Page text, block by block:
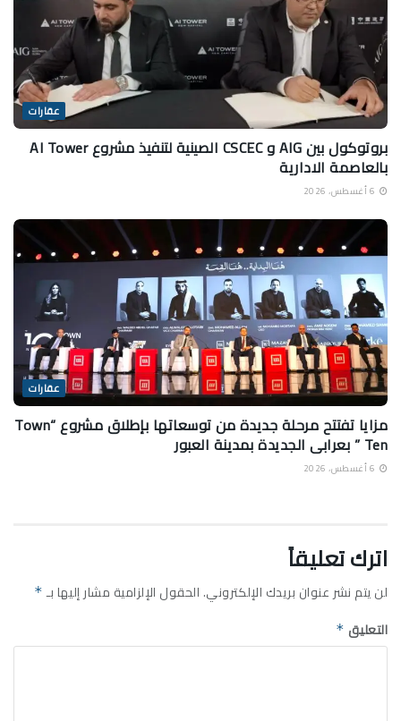
عقارات
بروتوكول بين AIG و CSCEC الصينية لتنفيذ مشروع AI Tower
بالعاصمة الادارية
عقارات
مزايا تفتتح مرحلة جديدة من توسعاتها بإطلاق مشروع “Town
Ten ” بعرابى الجديدة بمدينة العبور
اترك تعليقاً
لن يتم نشر عنوان بريدك الإلكتروني.الحقول الإلزامية مشار إليها بـ *
التعليق *